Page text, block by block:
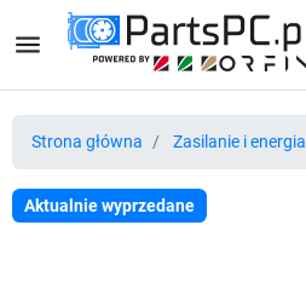
menu
Strona główna Zasilanie i energia
Aktualnie wyprzedane